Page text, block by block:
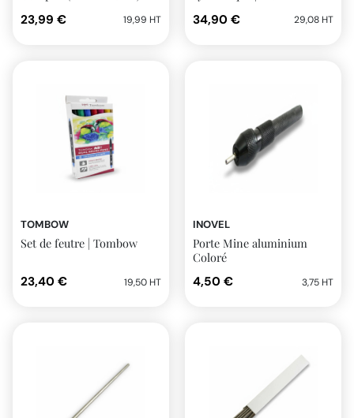
23,99 € 19,99 HT
34,90 €
29,08 HT
TOMBOW
Set de feutre | Tombow
23,40 € 19,50 HT
INOVEL
Porte Mine aluminium
Coloré
4,50 €
3,75 HT